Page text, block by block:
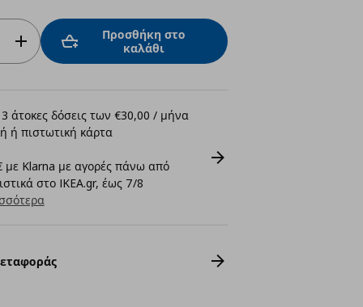
Προσθήκη στο
καλάθι
άτοκες δόσεις των €30,00 / μήνα
ή πιστωτική κάρτα
με Klarna με αγορές πάνω από
στο IKEA.gr, έως 7/8